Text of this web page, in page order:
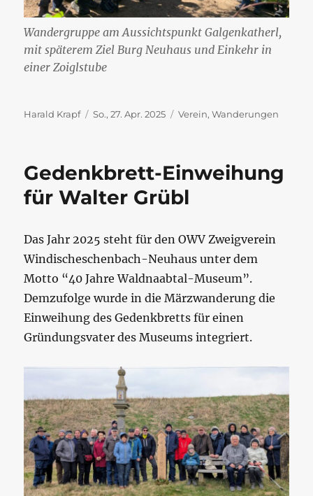
Wandergruppe am Aussichtspunkt Galgenkatherl,
mit späterem Ziel Burg Neuhaus und Einkehr in
einer Zoiglstube
Autor
Harald Krapf
Veröffentlicht
So., 27. Apr. 2025 Kategorien
Verein,Wanderungen
Gedenkbrett-Einweihung
für Walter Grübl
Das Jahr 2025 steht für den OWV Zweigverein
Windischeschenbach-Neuhaus unter dem
Motto “40 Jahre Waldnaabtal-Museum”.
Demzufolge wurde in die Märzwanderung die
Einweihung des Gedenkbretts für einen
Gründungsvater des Museums integriert.